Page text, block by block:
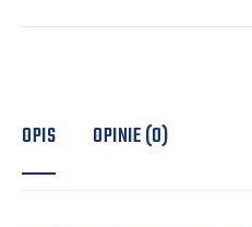
OPIS OPINIE (0)